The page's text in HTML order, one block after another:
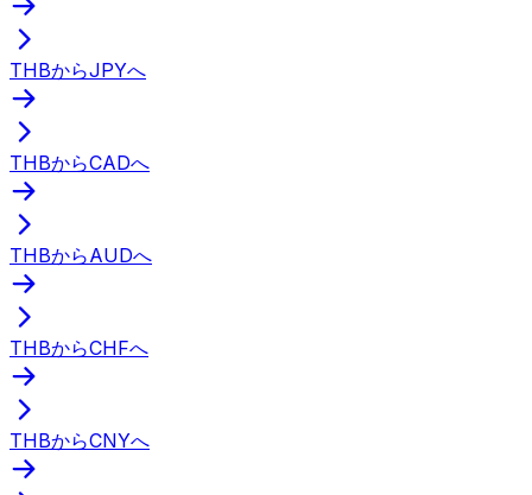
THBからJPYへ
THBからCADへ
THBからAUDへ
THBからCHFへ
THBからCNYへ